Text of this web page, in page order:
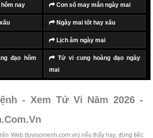
nay Con số may mắn ngày mai
Ngày mai tốt hay xấu
Lịch âm ngày mai
đạo hôm
Tử vi cung hoàng đạo ngày
mai
- Xem Tử Vi Năm 2026 -
Web (tuvisomenh.com.vn) nếu thấy hay, đừng tiếc